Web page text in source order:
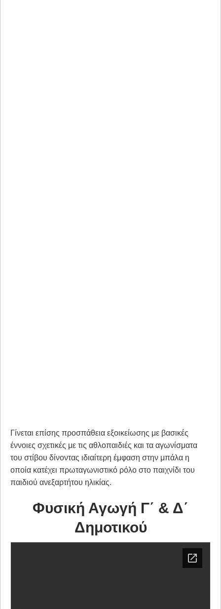
Γίνεται επίσης προσπάθεια εξοικείωσης με βασικές
έννοιες σχετικές με τις αθλοπαιδιές και τα αγωνίσματα
του στίβου δίνοντας ιδιαίτερη έμφαση στην μπάλα η
οποία κατέχει πρωταγωνιστικό ρόλο στο παιχνίδι του
παιδιού ανεξαρτήτου ηλικίας.
Φυσική Αγωγή Γ΄ & Δ΄
Δημοτικού